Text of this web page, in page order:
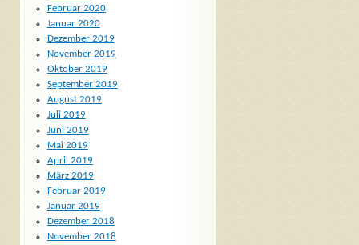
Februar 2020
Januar 2020
Dezember 2019
November 2019
Oktober 2019
September 2019
August 2019
Juli 2019
Juni 2019
Mai 2019
April 2019
März 2019
Februar 2019
Januar 2019
Dezember 2018
November 2018